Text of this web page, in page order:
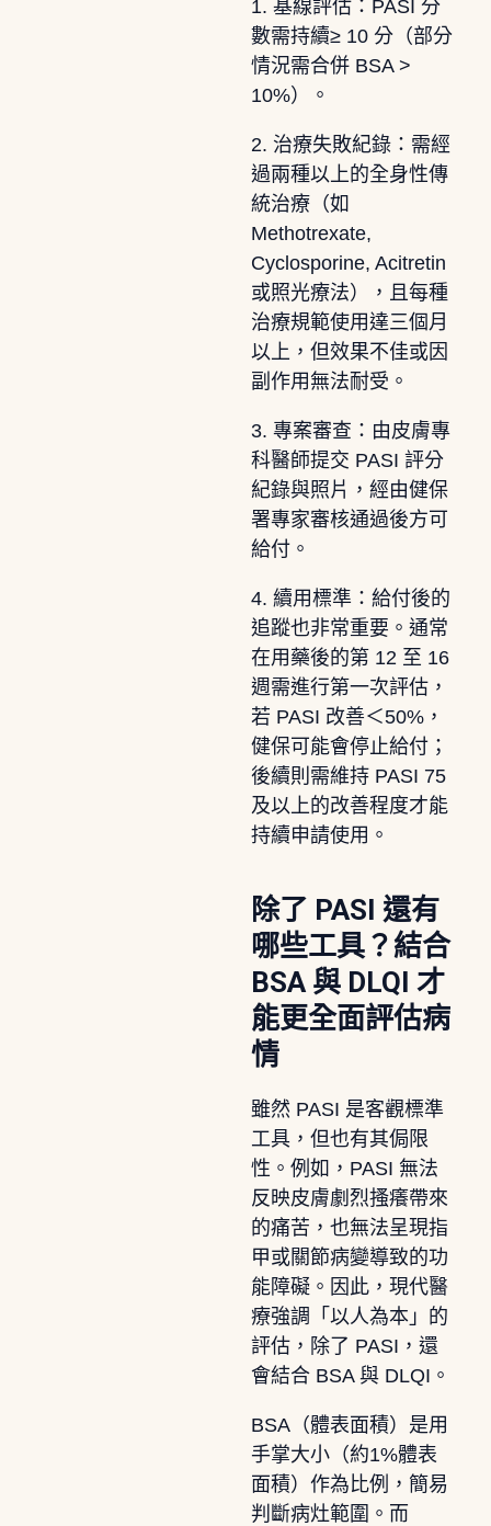
1. 基線評估：PASI 分
數需持續≥ 10 分（部分
情況需合併 BSA >
10%）。
2. 治療失敗紀錄：需經
過兩種以上的全身性傳
統治療（如
Methotrexate,
Cyclosporine, Acitretin
或照光療法），且每種
治療規範使用達三個月
以上，但效果不佳或因
副作用無法耐受。
3. 專案審查：由皮膚專
科醫師提交 PASI 評分
紀錄與照片，經由健保
署專家審核通過後方可
給付。
4. 續用標準：給付後的
追蹤也非常重要。通常
在用藥後的第 12 至 16
週需進行第一次評估，
若 PASI 改善＜50%，
健保可能會停止給付；
後續則需維持 PASI 75
及以上的改善程度才能
持續申請使用。
除了 PASI 還有
哪些工具？結合
BSA 與 DLQI 才
能更全面評估病
情
雖然 PASI 是客觀標準
工具，但也有其侷限
性。例如，PASI 無法
反映皮膚劇烈搔癢帶來
的痛苦，也無法呈現指
甲或關節病變導致的功
能障礙。因此，現代醫
療強調「以人為本」的
評估，除了 PASI，還
會結合 BSA 與 DLQI。
BSA（體表面積）是用
手掌大小（約1%體表
面積）作為比例，簡易
判斷病灶範圍。而